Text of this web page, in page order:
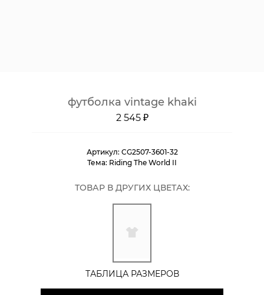
футболка vintage khaki
2 545 ₽
Артикул: CG2507-3601-32
Тема: Riding The World II
ТОВАР В ДРУГИХ ЦВЕТАХ:
ТАБЛИЦА РАЗМЕРОВ